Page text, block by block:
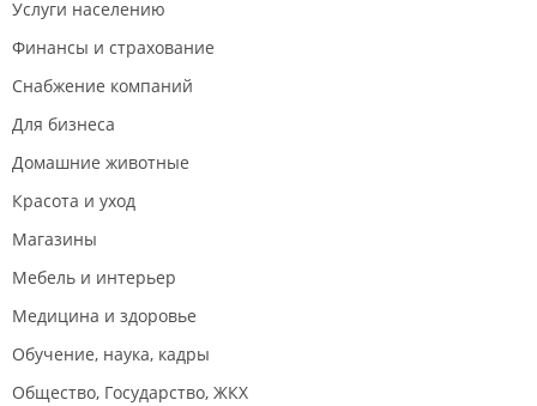
Услуги населению
Финансы и страхование
Снабжение компаний
Для бизнеса
Домашние животные
Красота и уход
Магазины
Мебель и интерьер
Медицина и здоровье
Обучение, наука, кадры
Общество, Государство, ЖКХ